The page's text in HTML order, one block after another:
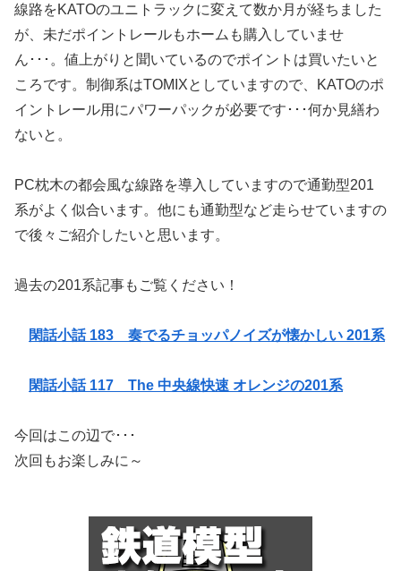
線路をKATOのユニトラックに変えて数か月が経ちました
が、未だポイントレールもホームも購入していませ
ん･･･。値上がりと聞いているのでポイントは買いたいと
ころです。制御系はTOMIXとしていますので、KATOのポ
イントレール用にパワーパックが必要です･･･何か見繕わ
ないと。
PC枕木の都会風な線路を導入していますので通勤型201
系がよく似合います。他にも通勤型など走らせていますの
で後々ご紹介したいと思います。
過去の201系記事もご覧ください！
閑話小話 183 奏でるチョッパノイズが懐かしい 201系
閑話小話 117 The 中央線快速 オレンジの201系
今回はこの辺で･･･
次回もお楽しみに～